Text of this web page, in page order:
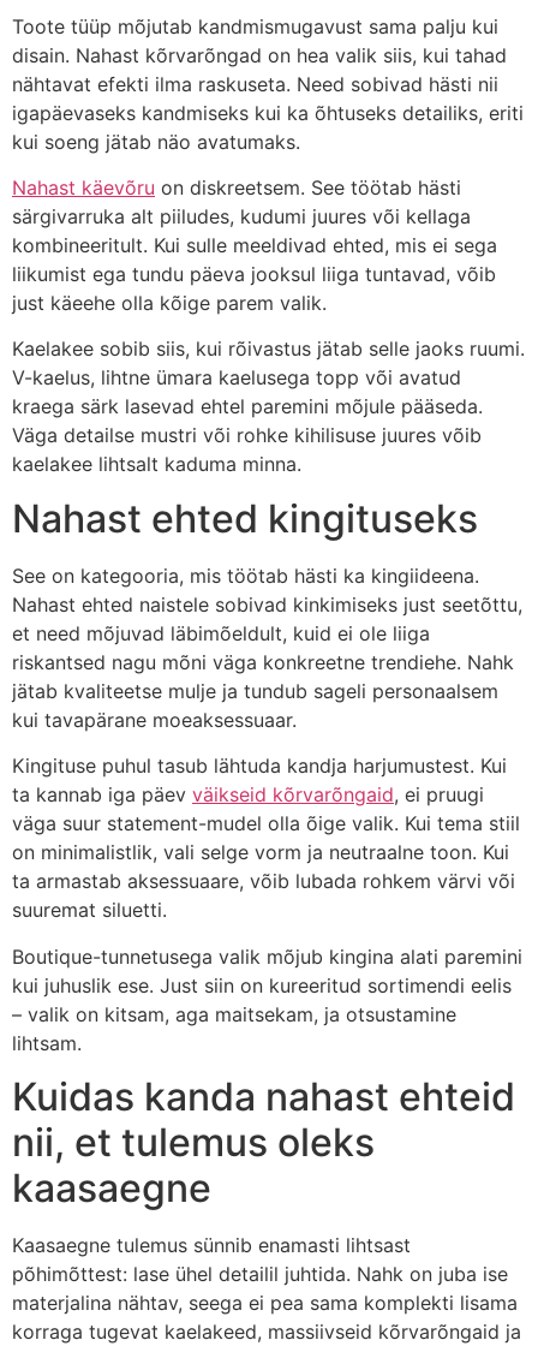
Toote tüüp mõjutab kandmismugavust sama palju kui
disain. Nahast kõrvarõngad on hea valik siis, kui tahad
nähtavat efekti ilma raskuseta. Need sobivad hästi nii
igapäevaseks kandmiseks kui ka õhtuseks detailiks, eriti
kui soeng jätab näo avatumaks.
Nahast käevõru on diskreetsem. See töötab hästi
särgivarruka alt piiludes, kudumi juures või kellaga
kombineeritult. Kui sulle meeldivad ehted, mis ei sega
liikumist ega tundu päeva jooksul liiga tuntavad, võib
just käeehe olla kõige parem valik.
Kaelakee sobib siis, kui rõivastus jätab selle jaoks ruumi.
V-kaelus, lihtne ümara kaelusega topp või avatud
kraega särk lasevad ehtel paremini mõjule pääseda.
Väga detailse mustri või rohke kihilisuse juures võib
kaelakee lihtsalt kaduma minna.
Nahast ehted kingituseks
See on kategooria, mis töötab hästi ka kingiideena.
Nahast ehted naistele sobivad kinkimiseks just seetõttu,
et need mõjuvad läbimõeldult, kuid ei ole liiga
riskantsed nagu mõni väga konkreetne trendiehe. Nahk
jätab kvaliteetse mulje ja tundub sageli personaalsem
kui tavapärane moeaksessuaar.
Kingituse puhul tasub lähtuda kandja harjumustest. Kui
ta kannab iga päev väikseid kõrvarõngaid, ei pruugi
väga suur statement-mudel olla õige valik. Kui tema stiil
on minimalistlik, vali selge vorm ja neutraalne toon. Kui
ta armastab aksessuaare, võib lubada rohkem värvi või
suuremat siluetti.
Boutique-tunnetusega valik mõjub kingina alati paremini
kui juhuslik ese. Just siin on kureeritud sortimendi eelis
– valik on kitsam, aga maitsekam, ja otsustamine
lihtsam.
Kuidas kanda nahast ehteid
nii, et tulemus oleks
kaasaegne
Kaasaegne tulemus sünnib enamasti lihtsast
põhimõttest: lase ühel detailil juhtida. Nahk on juba ise
materjalina nähtav, seega ei pea sama komplekti lisama
korraga tugevat kaelakeed, massiivseid kõrvarõngaid ja